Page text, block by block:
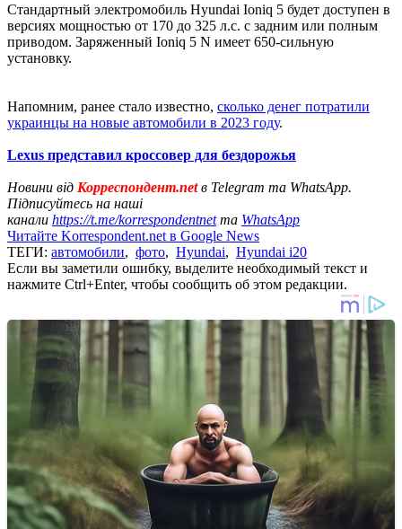
Стандартный электромобиль Hyundai Ioniq 5 будет доступен в
версиях мощностью от 170 до 325 л.с. с задним или полным
приводом. Заряженный Ioniq 5 N имеет 650-сильную
установку.
Напомним, ранее стало известно, сколько денег потратили
украинцы на новые автомобили в 2023 году.
Lexus представил кроссовер для бездорожья
Новини від Корреспондент.netв Telegram та WhatsApp.
Підписуйтесь на наші
канали https://t.me/korrespondentnetта WhatsApp
Читайте Korrespondent.net в Google News
ТЕГИ: автомобили, фото, Hyundai, Hyundai i20
Если вы заметили ошибку, выделите необходимый текст и
нажмите Ctrl+Enter, чтобы сообщить об этом редакции.